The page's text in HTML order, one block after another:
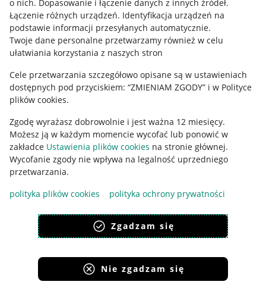
o nich. Dopasowanie i łączenie danych z innych źródeł.
Łączenie różnych urządzeń. Identyfikacja urządzeń na
podstawie informacji przesyłanych automatycznie.
Twoje dane personalne przetwarzamy również w celu
ułatwiania korzystania z naszych stron
Cele przetwarzania szczegółowo opisane są w ustawieniach
dostępnych pod przyciskiem: “ZMIENIAM ZGODY” i w Polityce
plików cookies.
Zgodę wyrażasz dobrowolnie i jest ważna 12 miesięcy.
Możesz ją w każdym momencie wycofać lub ponowić w
zakładce Ustawienia plików cookies na stronie głównej.
Wycofanie zgody nie wpływa na legalność uprzedniego
przetwarzania.
polityka plików cookies
polityka ochrony prywatności
Zgadzam się
Nie zgadzam się
Regulamin
Polityka plików "cookies"
Ustawienia plików "cookies"
Udostępnianie lokalizacji
Informacje dla Aktu o Usługach Cyfrowych
Pobierz aplikację
Korzystanie z serwisu oznacza akceptacjęregulaminu